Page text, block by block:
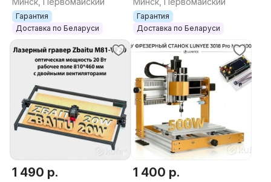
- Гарантия 36 месяцев
Гарантия
Доставка по Беларуси
1.25 Гвыб/с) + Гарантия 12
месяцев
Гарантия
Доставка по Беларуси
1 490 р. 1 400 р.